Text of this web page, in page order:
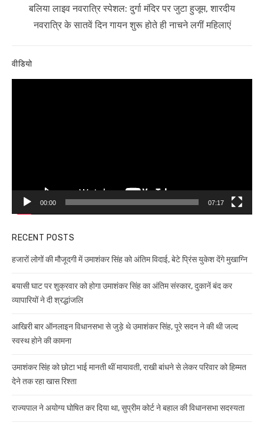
Next
post:
बलिया लाइव नवरात्रि स्पेशल: दुर्गा मंदिर पर जुटा हुजूम, शारदीय
नवरात्रि के सातवें दिन गायन शुरू होते ही नाचने लगीं महिलाएं
वीडियो
00:00 07:17
RECENT POSTS
हजारों लोगों की मौजूदगी में उमाशंकर सिंह को अंतिम विदाई, बेटे प्रिंस युकेश देंगे मुखाग्नि
बयासी घाट पर शुक्रवार को होगा उमाशंकर सिंह का अंतिम संस्कार, दुकानें बंद कर
व्यापारियों ने दी श्रद्धांजलि
आखिरी बार ऑनलाइन विधानसभा से जुड़े थे उमाशंकर सिंह, पूरे सदन ने की थी जल्द
स्वस्थ होने की कामना
उमाशंकर सिंह को छोटा भाई मानती थीं मायावती, राखी बांधने से लेकर परिवार को हिम्मत
देने तक रहा खास रिश्ता
राज्यपाल ने अयोग्य घोषित कर दिया था, सुप्रीम कोर्ट ने बहाल की विधानसभा सदस्यता